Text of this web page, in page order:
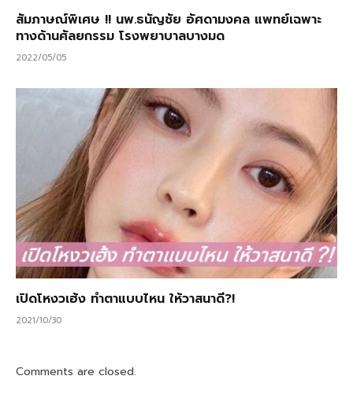
สัมภาษณ์พิเศษ !! นพ.ธนัญชัย อัศดามงคล แพทย์เฉพาะ
ทางด้านศัลยกรรม โรงพยาบาลบางมด
2022/05/05
เปิดโหงวเฮ้ง ทำตาแบบไหน ให้วาสนาดี?!
2021/10/30
Comments are closed.